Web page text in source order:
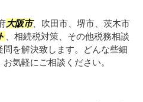
大阪市、吹田市、堺市、茨木市
、相続税対策、その他税務相談
を解決致します。どんな些細
気軽にご相談ください。